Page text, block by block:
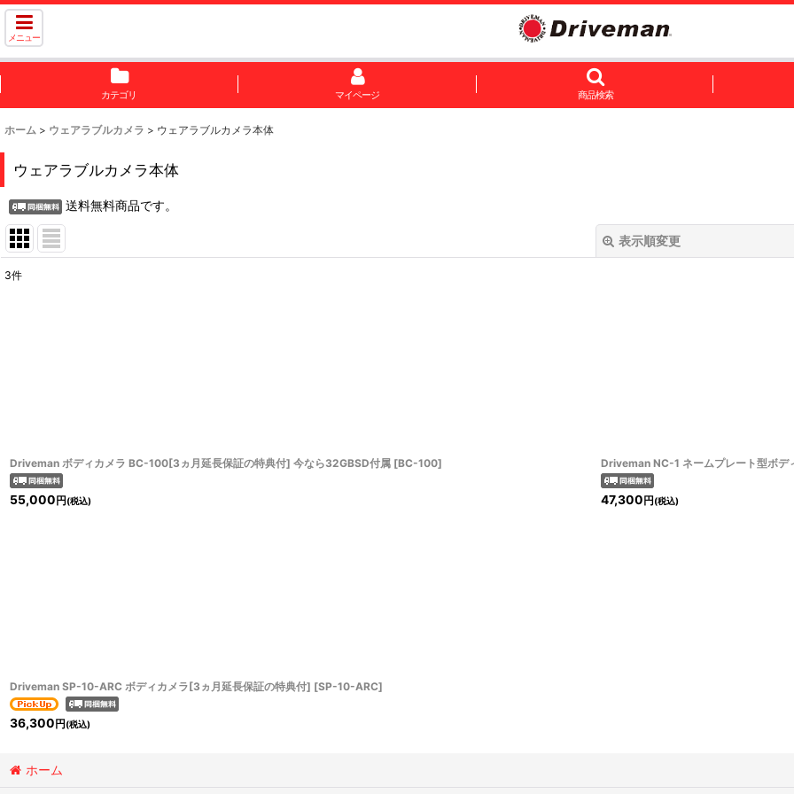
メニュー
カテゴリ マイページ 商品検索
ホーム > ウェアラブルカメラ > ウェアラブルカメラ本体
ウェアラブルカメラ本体
送料無料商品です。
表示順変更
3件
Driveman ボディカメラ BC-100[3ヵ月延長保証の特典付] 今なら32GBSD付属 [BC-100]
55,000 円 (税込)
Driveman NC-1 ネームプレート型ボ
47,300 円 (税込)
Driveman SP-10-ARC ボディカメラ[3ヵ月延長保証の特典付] [SP-10-ARC]
36,300 円 (税込)
ホーム